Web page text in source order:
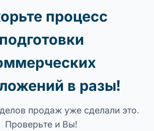
процесс
подготовки
в разы!
продаж уже сделали это.
Проверьте и Вы!